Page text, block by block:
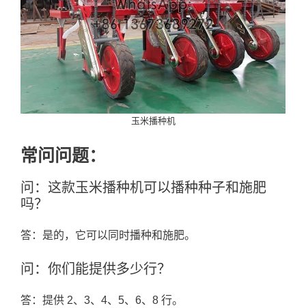
玉米播种机
常问问题：
问：这款玉米播种机可以播种种子和施肥
吗？
答：是的，它可以同时播种和施肥。
问：你们能提供多少行？
答：提供 2、3、4、5、6、8 行。